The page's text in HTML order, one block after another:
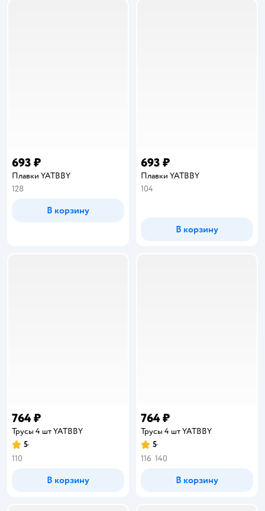
693 ₽
Плавки YATBBY
128
В корзину
693 ₽
Плавки YATBBY
104
В корзину
764 ₽
Трусы 4 шт YATBBY
Рейтинг:
5
110
В корзину
764 ₽
Трусы 4 шт YATBBY
Рейтинг:
5
116 140
В корзину